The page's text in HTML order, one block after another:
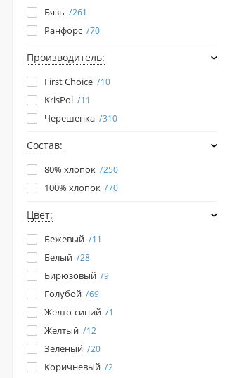
Бязь 261
Ранфорс 70
Производитель:
First Choice 10
KrisPol 11
Черешенка 310
Состав:
80% хлопок 250
100% хлопок 70
Цвет:
Бежевый 11
Белый 28
Бирюзовый 9
Голубой 69
Желто-синий 1
Желтый 12
Зеленый 20
Коричневый 2